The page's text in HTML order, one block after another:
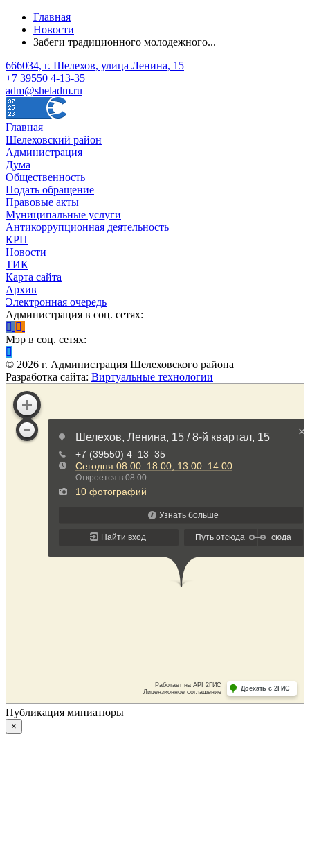
Главная
Новости
Забеги традиционного молодежного...
666034, г. Шелехов, улица Ленина, 15
+7 39550 4-13-35
adm@sheladm.ru
Главная
Шелеховский район
Администрация
Дума
Общественность
Подать обращение
Правовые акты
Муниципальные услуги
Антикоррупционная деятельность
КРП
Новости
ТИК
Карта сайта
Архив
Электронная очередь
Администрация в соц. сетях:
Мэр в соц. сетях:
© 2026 г. Администрация Шелеховского района
Разработка сайта: Виртуальные технологии
Публикация миниатюры
×